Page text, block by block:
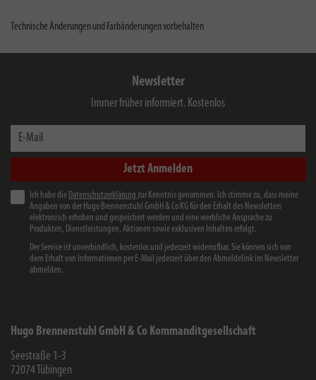
Technische Änderungen und Farbänderungen vorbehalten
Newsletter
Immer früher informiert. Kostenlos
E-Mail
Jetzt Anmelden
Ich habe die Datenschutzerklärung zur Kenntnis genommen. Ich stimme zu, dass meine
Angaben von der Hugo Brennenstuhl GmbH & Co KG für den Erhalt des Newsletters
elektronisch erhoben und gespeichert werden und eine werbliche Ansprache zu
Produkten, Dienstleistungen, Aktionen sowie exklusiven Inhalten erfolgt.
Der Service ist unverbindlich, kostenlos und jederzeit widerrufbar. Sie können sich von
dem Erhalt von Informationen per E-Mail jederzeit über den Abmeldelink im Newsletter
abmelden.
Hugo Brennenstuhl GmbH & Co Kommanditgesellschaft
Seestraße 1-3
72074 Tübingen